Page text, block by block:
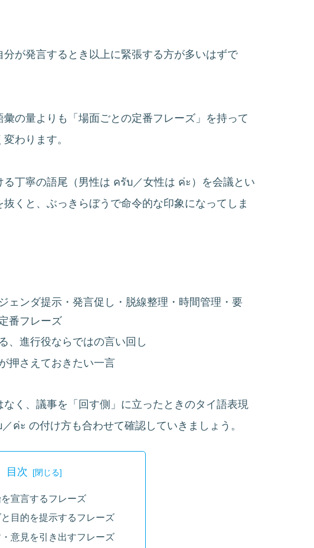
が発言するとき以上に緊張する方が多いはずで
の量よりも「場面ごとの定番フレーズ」を持って
わります。
丁寧の語尾（男性は ครับ／女性は ค่ะ）を会議とい
くと、ぶっきらぼうで命令的な印象になってしま
ェンダ提示・発言促し・脱線整理・時間管理・要
番フレーズ
、進行役ならではの言い回し
押さえておきたい一言
く、議事を「回す側」に立ったときのタイ語表現
ค่ะ の付け方も合わせて確認していきましょう。
目次
宣言するフレーズ
目的を提示するフレーズ
意見を引き出すフレーズ